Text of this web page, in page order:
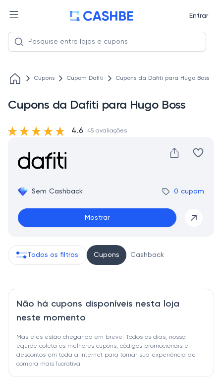
Entrar
Cupons Cupom Dafiti Cupons da Dafiti para Hugo Boss
Cupons da Dafiti para Hugo Boss
Sem Cashback 0 cupom
Mostrar
4.6 45 avaliações
Todos os filtros Cupons Cashback
Não há cupons disponíveis nesta loja
neste momento
Mas eles estão chegando em breve. Todos os dias, nossa
equipe coleta os melhores cupons, códigos promocionais e
descontos em toda a Internet para tornar sua experiência de
compra mais lucrativa.